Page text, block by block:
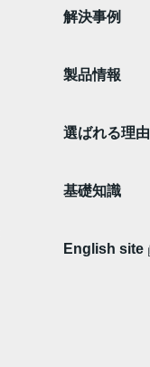
解決事例
製品情報
選ばれる理由
基礎知識
English site